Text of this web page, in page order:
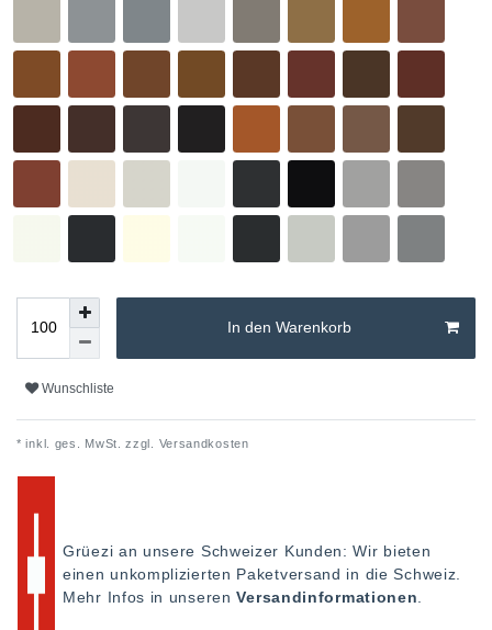
In den Warenkorb
Wunschliste
* inkl. ges. MwSt. zzgl. Versandkosten
Grüezi an unsere Schweizer Kunden: Wir bieten
einen unkomplizierten Paketversand in die Schweiz.
Mehr Infos in unserenVersandinformationen